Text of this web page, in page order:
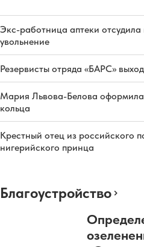
Экс-работница аптеки отсудила
увольнение
Резервисты отряда «БАРС»
Мария Львова-Белова оформила
кольца
Крестный отец из российского
нигерийского принца
Благоустройство